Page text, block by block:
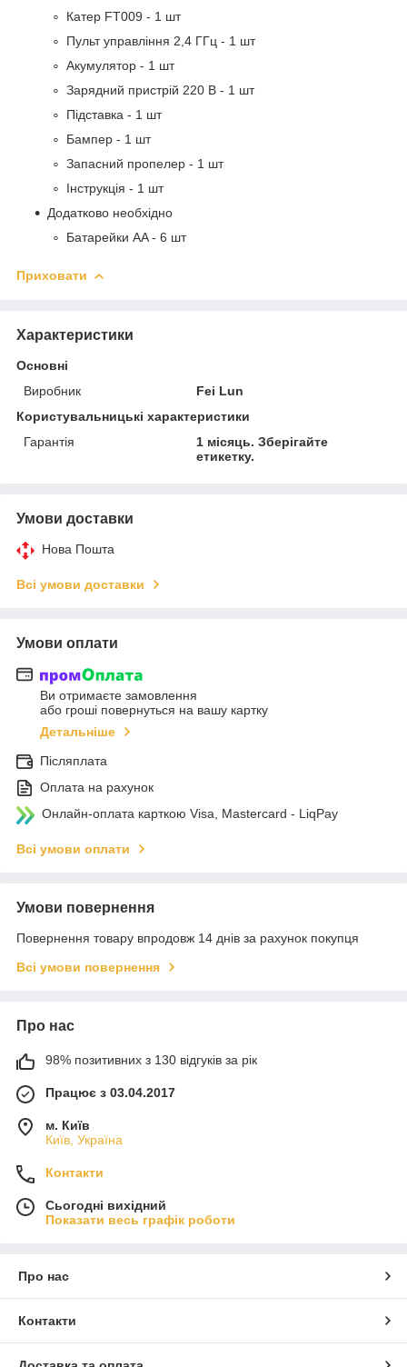
Катер FT009 - 1 шт
Пульт управління 2,4 ГГц - 1 шт
Акумулятор - 1 шт
Зарядний пристрій 220 В - 1 шт
Підставка - 1 шт
Бампер - 1 шт
Запасний пропелер - 1 шт
Інструкція - 1 шт
Додатково необхідно
Батарейки AA - 6 шт
Приховати
Характеристики
Основні
Виробник
Fei Lun
Користувальницькі характеристики
Гарантія
1 місяць. Зберігайте
етикетку.
Умови доставки
Нова Пошта
Всі умови доставки
Умови оплати
Ви отримаєте замовлення
або гроші повернуться на вашу картку
Детальніше
Післяплата
Оплата на рахунок
Онлайн-оплата карткою Visa, Mastercard - LiqPay
Всі умови оплати
Умови повернення
Повернення товару впродовж 14 днів за рахунок покупця
Всі умови повернення
Про нас
98% позитивних з 130 відгуків за рік
Працює з 03.04.2017
м. Київ
Київ, Україна
Контакти
Сьогодні вихідний
Показати весь графік роботи
Про нас
Контакти